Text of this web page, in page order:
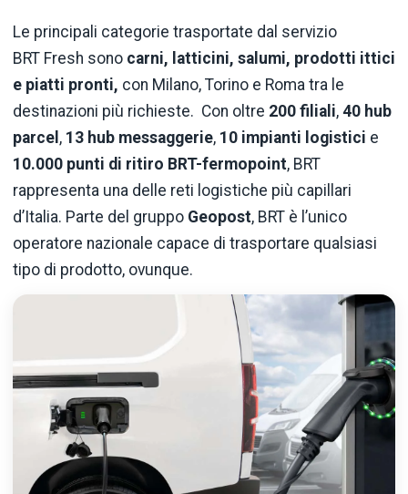
Le principali categorie trasportate dal servizio
BRT Fresh sono carni, latticini, salumi, prodotti ittici
e piatti pronti, con Milano, Torino e Roma tra le
destinazioni più richieste. Con oltre 200 filiali, 40 hub
parcel , 13 hub messaggerie, 10 impianti logistici e
10.000 punti di ritiro BRT-fermopoint, BRT
rappresenta una delle reti logistiche più capillari
d’Italia. Parte del gruppo Geopost, BRT è l’unico
operatore nazionale capace di trasportare qualsiasi
tipo di prodotto, ovunque.